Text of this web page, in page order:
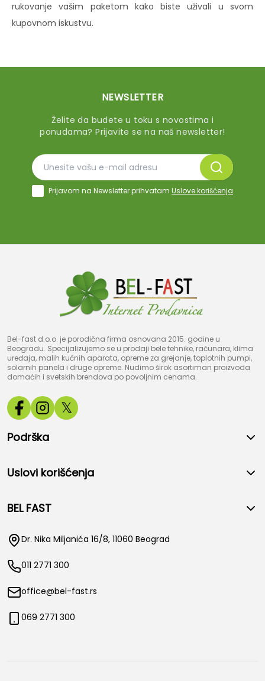
rukovanje vašim paketom kako biste uživali u svom
kupovnom iskustvu.
NEWSLETTER
Želite da budete u toku s novostima i
ponudama? Prijavite se na naš newsletter!
Prijavom na Newsletter prihvatam Uslove korišćenja
Bel-fast d.o.o. je porodična firma osnovana 2015. godine u
Beogradu. Specijalizujemo se u prodaji bele tehnike, računara, klima
uređaja, malih kućnih aparata, opreme za grejanje, toplotnih pumpi,
solarnih panela i druge opreme. Nudimo širok asortiman proizvoda
domaćih i svetskih brendova po povoljnim cenama.
𝕏
Podrška
Uslovi korišćenja
BEL FAST
Dr. Nika Miljanića 16/8, 11060 Beograd
011 2771 300
office@bel-fast.rs
069 2771 300